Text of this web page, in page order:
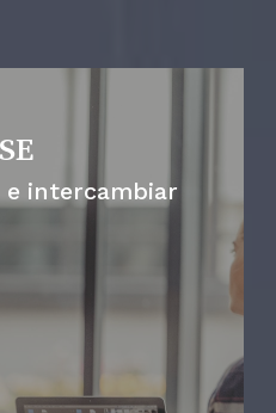
e intercambiar